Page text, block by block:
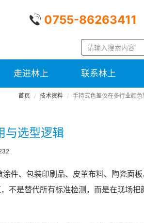
0755-86263411
走进林上 联系林上
首页 技术资料 手持式色差仪在多行业颜
与选型逻辑
件、包装印刷品、皮革布料、陶瓷面
不是替代所有标准检测，而是在现场把